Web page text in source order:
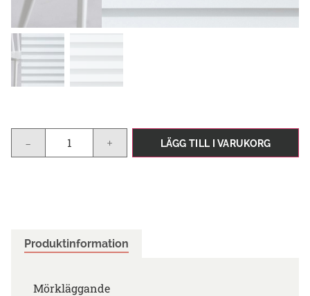
- + LÄGG TILL I VARUKORG
Produktinformation
Mörkläggande